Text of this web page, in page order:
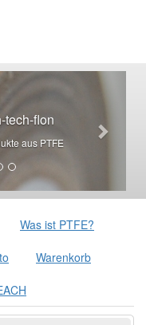
tech-flon
aus PTFE
Was ist PTFE?
Warenkorb